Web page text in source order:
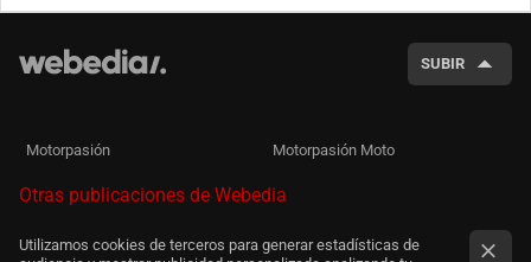
SUBIR
Motorpasión Motorpasión Moto
Otras publicaciones de Webedia
Utilizamos cookies de terceros para generar estadísticas de